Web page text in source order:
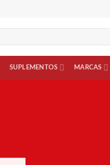
SUPLEMENTOS MARCAS